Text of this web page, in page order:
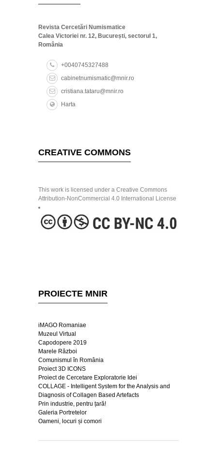
Revista Cercetări Numismatice
Calea Victoriei nr. 12, București, sectorul 1,
România
+0040745327488
cabinetnumismatic@mnir.ro
cristiana.tataru@mnir.ro
Harta
CREATIVE COMMONS
This work is licensed under a Creative Commons
Attribution-NonCommercial 4.0 International License
PROIECTE MNIR
iMAGO Romaniae
Muzeul Virtual
Capodopere 2019
Marele Război
Comunismul în România
Proiect 3D ICONS
Proiect de Cercetare Exploratorie Idei
COLLAGE - Intelligent System for the Analysis and
Diagnosis of Collagen Based Artefacts
Prin industrie, pentru țară!
Galeria Portretelor
Oameni, locuri și comori